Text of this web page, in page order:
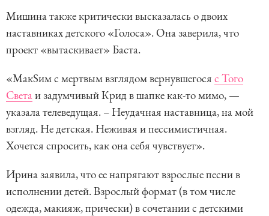
Мишина также критически высказалась о двоих
наставниках детского «Голоса». Она заверила, что
проект «вытаскивает» Баста.
«МакSим с мертвым взглядом вернувшегося с Того
Светаи задумчивый Крид в шапке как-то мимо, —
указала телеведущая. – Неудачная наставница, на мой
взгляд. Не детская. Неживая и пессимистичная.
Хочется спросить, как она себя чувствует».
Ирина заявила, что ее напрягают взрослые песни в
исполнении детей. Взрослый формат (в том числе
одежда, макияж, прически) в сочетании с детскими